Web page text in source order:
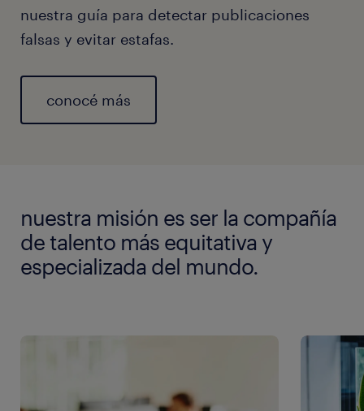
nuestra guía para detectar publicaciones
falsas y evitar estafas.
conocé más
nuestra misión es ser la compañía
de talento más equitativa y
especializada del mundo.